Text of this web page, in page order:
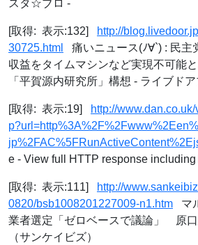
スタ☆ブロ -
[取得: 表示:132]
http://
30725.html
痛いニュース(ﾉ∀`) : 民主
収益をタイムマシンなど実現不可能
「平賀源内研究所」構想 - ライブド
[取得: 表示:19]
http://
e - View full HTTP response
[取得: 表示:111]
http://
0820/bsb1008201227009-n1.htm マ
業者選定「ゼロベースで議論」 原
（サンケイビズ）